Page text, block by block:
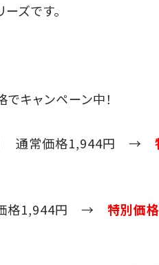
ズです。
キャンペーン中！
］ 通常価格1,944円 →
格1,944円 → 特別価